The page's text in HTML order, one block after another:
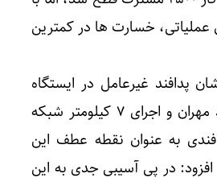
خسارت‌ ها در کمترین
پدافند غیرعامل در ایستگاه
CGS لیزن صالح‌آباد مهران و اجرای ۷ کیلومتر شبکه
به‌ عنوان نقطه عطف این
افزود: در پی آسیبی جدی به این